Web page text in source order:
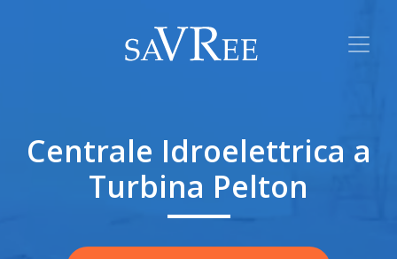
Centrale Idroelettrica a
Turbina Pelton